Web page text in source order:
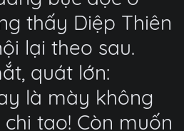
thấy Diệp Thiên
lại theo sau.
quát lớn:
là mày không
tao! Còn muốn